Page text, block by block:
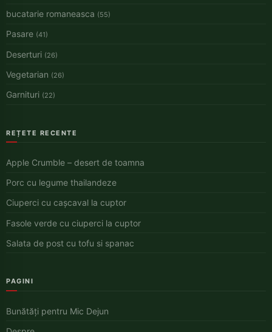
bucatarie romaneasca (55)
Pasare (41)
Deserturi (26)
Vegetarian (26)
Garnituri (22)
REȚETE RECENTE
Apple Crumble – desert de toamna
Porc cu legume thailandeze
Ciuperci cu cașcaval la cuptor
Fasole verde cu ciuperci la cuptor
Salata de post cu tofu si spanac
PAGINI
Bunătăți pentru Mic Dejun